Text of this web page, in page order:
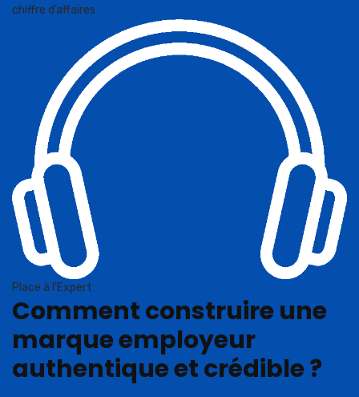
chiffre d’affaires
Place à l'Expert
Comment construire une
marque employeur
authentique et crédible ?